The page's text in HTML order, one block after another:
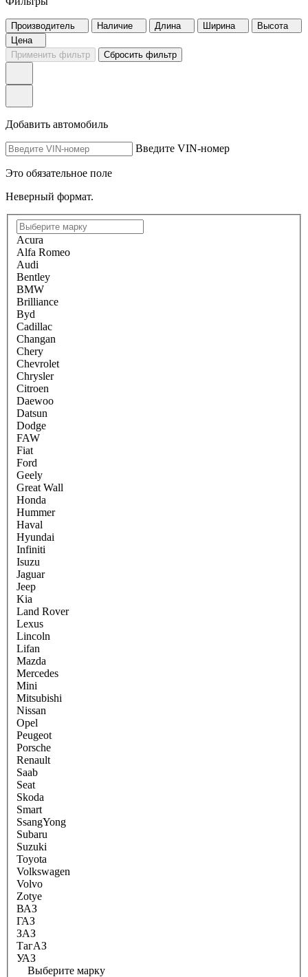
Производитель Наличие Длина Ширина
Высота
Цена
Применить фильтр
Сбросить фильтр
Добавить автомобиль
Введите VIN-номер
Это обязательное поле
Неверный формат.
Acura
Alfa Romeo
Audi
Bentley
BMW
Brilliance
Byd
Cadillac
Changan
Chery
Chevrolet
Chrysler
Citroen
Daewoo
Datsun
Dodge
FAW
Fiat
Ford
Geely
Great Wall
Honda
Hummer
Haval
Hyundai
Infiniti
Isuzu
Jaguar
Jeep
Kia
Land Rover
Lexus
Lincoln
Lifan
Mazda
Mercedes
Mini
Mitsubishi
Nissan
Opel
Peugeot
Porsche
Renault
Saab
Seat
Skoda
Smart
SsangYong
Subaru
Suzuki
Toyota
Volkswagen
Volvo
Zotye
ВАЗ
ГАЗ
ЗАЗ
ТагАЗ
УАЗ
Выберите марку